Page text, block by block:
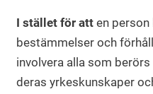
I stället för att en person
bestämmelser och
involvera alla som
deras yrkeskunskaper